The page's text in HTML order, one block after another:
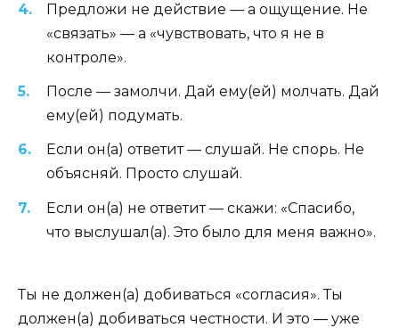
Предложи не действие — а ощущение. Не
«связать» — а «чувствовать, что я не в
контроле».
После — замолчи. Дай ему(ей) молчать. Дай
ему(ей) подумать.
Если он(а) ответит — слушай. Не спорь. Не
объясняй. Просто слушай.
Если он(а) не ответит — скажи: «Спасибо,
что выслушал(а). Это было для меня важно».
Ты не должен(а) добиваться «согласия». Ты
должен(а) добиваться честности. И это — уже